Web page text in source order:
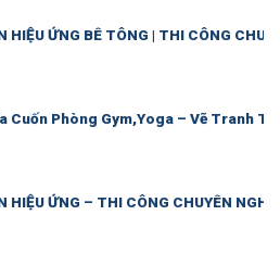
HIỆU ỨNG BÊ TÔNG | THI CÔNG
Cuốn Phòng Gym,Yoga – Vẽ Tranh
HIỆU ỨNG – THI CÔNG CHUYÊN